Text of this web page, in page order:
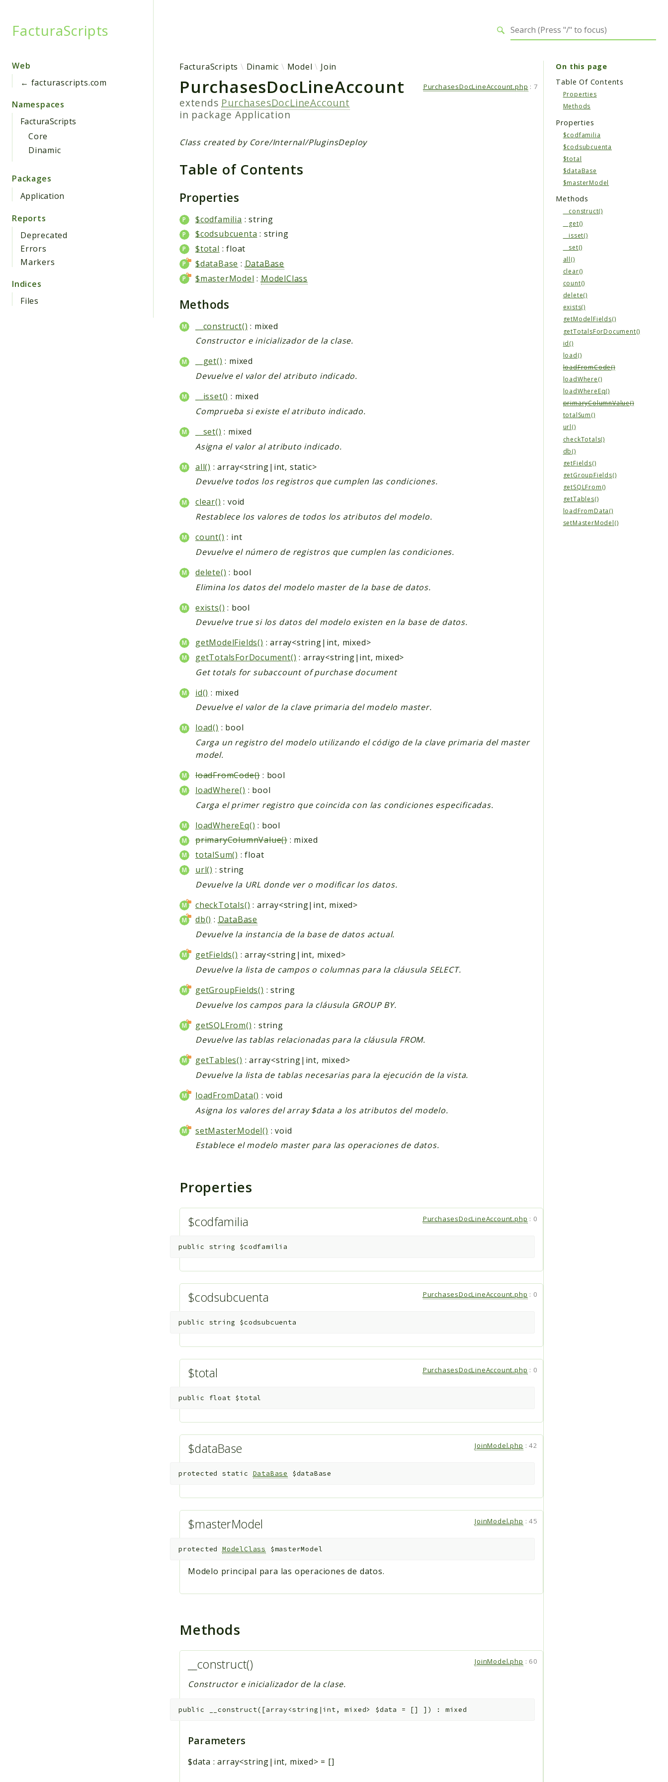
FacturaScripts
Web
← facturascripts.com
Namespaces
FacturaScripts
Core
Dinamic
Packages
Application
Reports
Deprecated
Errors
Markers
Indices
Files
FacturaScripts Dinamic Model Join
PurchasesDocLineAccount
extends PurchasesDocLineAccount
in packageApplication
PurchasesDocLineAccount.php : 7
Class created by Core/Internal/PluginsDeploy
Table of Contents
Properties
$codfamilia : string
$codsubcuenta : string
$total : float
$dataBase : DataBase
$masterModel : ModelClass
Methods
__construct() : mixed
Constructor e inicializador de la clase.
__get() : mixed
Devuelve el valor del atributo indicado.
__isset() : mixed
Comprueba si existe el atributo indicado.
__set() : mixed
Asigna el valor al atributo indicado.
all() : array<string|int, static>
Devuelve todos los registros que cumplen las condiciones.
clear() : void
Restablece los valores de todos los atributos del modelo.
count() : int
Devuelve el número de registros que cumplen las condiciones.
delete() : bool
Elimina los datos del modelo master de la base de datos.
exists() : bool
Devuelve true si los datos del modelo existen en la base de datos.
getModelFields() : array<string|int, mixed>
getTotalsForDocument() : array<string|int, mixed>
Get totals for subaccount of purchase document
id() : mixed
Devuelve el valor de la clave primaria del modelo master.
load() : bool
Carga un registro del modelo utilizando el código de la clave primaria del master
model.
loadFromCode(): bool
loadWhere() : bool
Carga el primer registro que coincida con las condiciones especificadas.
loadWhereEq() : bool
primaryColumnValue(): mixed
totalSum() : float
url() : string
Devuelve la URL donde ver o modificar los datos.
checkTotals() : array<string|int, mixed>
db() : DataBase
Devuelve la instancia de la base de datos actual.
getFields() : array<string|int, mixed>
Devuelve la lista de campos o columnas para la cláusula SELECT.
getGroupFields() : string
Devuelve los campos para la cláusula GROUP BY.
getSQLFrom() : string
Devuelve las tablas relacionadas para la cláusula FROM.
getTables() : array<string|int, mixed>
Devuelve la lista de tablas necesarias para la ejecución de la vista.
loadFromData() : void
Asigna los valores del array $data a los atributos del modelo.
setMasterModel() : void
Establece el modelo master para las operaciones de datos.
Properties
$codfamilia PurchasesDocLineAccount.php : 0
public string $codfamilia
$codsubcuenta PurchasesDocLineAccount.php : 0
public string $codsubcuenta
$total PurchasesDocLineAccount.php : 0
public float $total
$dataBase JoinModel.php :42
protected static DataBase $dataBase
$masterModel JoinModel.php :45
protected ModelClass $masterModel
Modelo principal para las operaciones de datos.
Methods
__construct() JoinModel.php : 60
Constructor e inicializador de la clase.
public __construct( [array<string|int, mixed> $data = [] ] ) : mixed
Parameters
$data :array<string|int, mixed> = []
On this page
Table Of Contents
Properties
Methods
Properties
$codfamilia
$codsubcuenta
$total
$dataBase
$masterModel
Methods
__construct()
__get()
__isset()
__set()
all()
clear()
count()
delete()
exists()
getModelFields()
getTotalsForDocument()
id()
load()
loadFromCode()
loadWhere()
loadWhereEq()
primaryColumnValue()
totalSum()
url()
checkTotals()
db()
getFields()
getGroupFields()
getSQLFrom()
getTables()
loadFromData()
setMasterModel()